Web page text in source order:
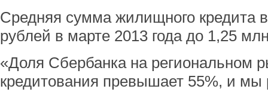
Средняя сумма жилищного кредита
рублей в марте 2013 года до 1,25
«Доля Сбербанка на региональном
кредитования превышает 55%, и мы